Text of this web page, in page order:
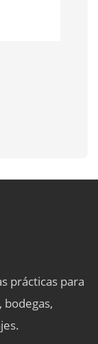
prácticas para